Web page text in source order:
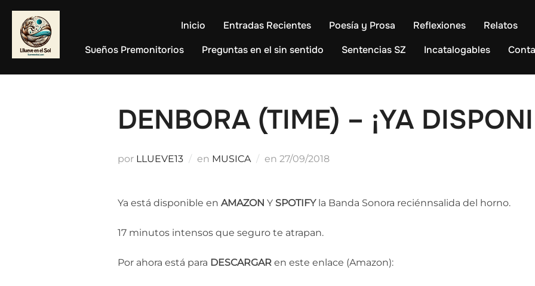
contenido
Inicio Entradas Recientes Poesía y Prosa Reflexiones
Relatos
Sueños Premonitorios
Preguntas en el sin sentido Sentencias SZ Incatalogables
DENBORA (TIME) – ¡YA
por LLUEVE13 en MUSICA en Publicado
27/09/2018
Ya está disponible en AMAZON Y SPOTIFYla Banda Sonora reciénnsalida del horno.
17 minutos intensos que seguro te atrapan.
Por ahora está para DESCARGAR en este enlace (Amazon):